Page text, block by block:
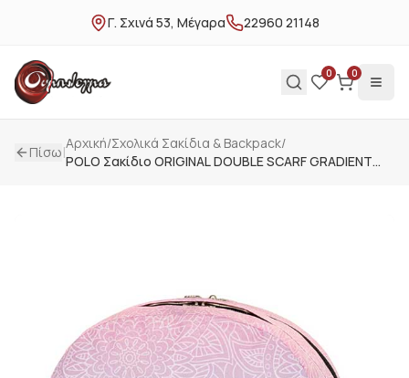
Γ. Σχινά 53, Μέγαρα 22960 21148
0 0
Πίσω|Αρχική/Σxολικά Σακίδια & Backpack/
POLO Σακίδιο ORIGINAL DOUBLE SCARF GRADIENT